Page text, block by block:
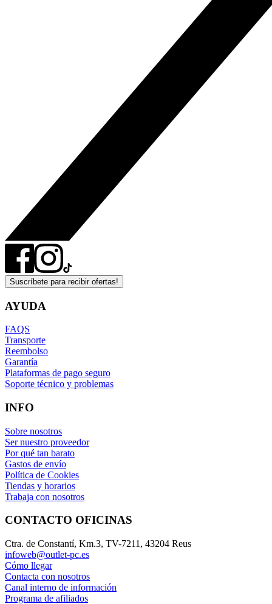
Suscríbete para recibir ofertas!
AYUDA
FAQS
Transporte
Reembolso
Garantía
Plataformas de pago seguro
Soporte técnico y problemas
INFO
Sobre nosotros
Ser nuestro proveedor
Por qué tan barato
Gastos de envío
Política de Cookies
Tiendas y horarios
Trabaja con nosotros
CONTACTO OFICINAS
Ctra. de Constantí, Km.3, TV-7211, 43204 Reus
infoweb@outlet-pc.es
Cómo llegar
Contacta con nosotros
Canal interno de información
Programa de afiliados